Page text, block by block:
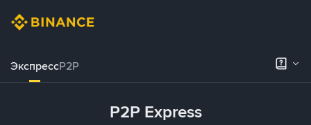
ЭкспрессP2P
P2P Express